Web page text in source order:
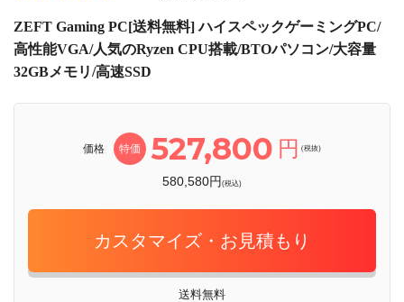
ZEFT Gaming PC[送料無料] ハイスペックゲーミングPC/
高性能VGA/人気のRyzen CPU搭載/BTOパソコン/大容量
32GBメモリ/高速SSD
価格 特価 527,800 円 (税抜)
580,580円(税込)
カスタマイズ・お見積もり
送料無料